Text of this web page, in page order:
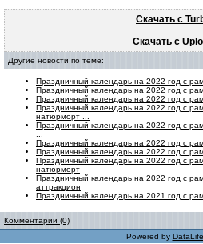
Скачать с
Скачать с
Другие новости по теме:
Праздничный календарь на 2022 год с
Праздничный календарь на 2022 год с
Праздничный календарь на 2022 год с
Праздничный календарь на 2022 год с
натюрморт ...
Праздничный календарь на 2022 год с
Праздничный календарь на 2022 год с
Праздничный календарь на 2022 год с
Праздничный календарь на 2022 год с
натюрморт
Праздничный календарь на 2022 год с
аттракцион
Праздничный календарь на 2021 год с
Комментарии (0)
Powered by